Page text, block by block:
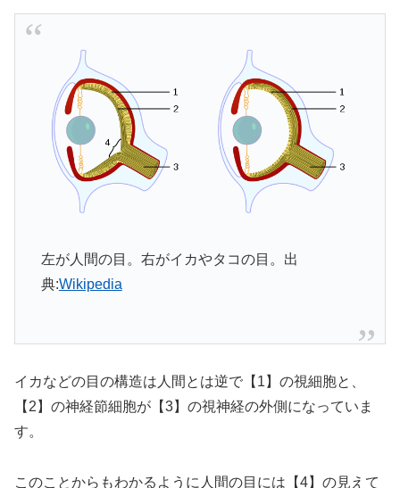
左が人間の目。右がイカやタコの目。出
典:Wikipedia
イカなどの目の構造は人間とは逆で【1】の視細胞と、
【2】の神経節細胞が【3】の視神経の外側になっていま
す。
このことからもわかるように人間の目には【4】の見えて